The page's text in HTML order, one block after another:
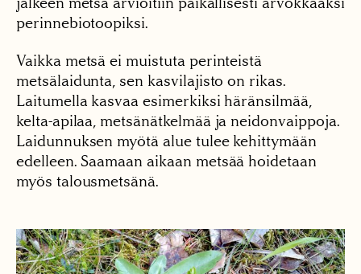
perinnebiotoopiksi.
Vaikka metsä ei muistuta perinteistä
metsälaidunta, sen kasvilajisto on rikas.
Laitumella kasvaa esimerkiksi häränsilmää,
kelta-apilaa, metsänätkelmää ja neidonvaippoja.
Laidunnuksen myötä alue tulee kehittymään
edelleen. Saamaan aikaan metsää hoidetaan
myös talousmetsänä.